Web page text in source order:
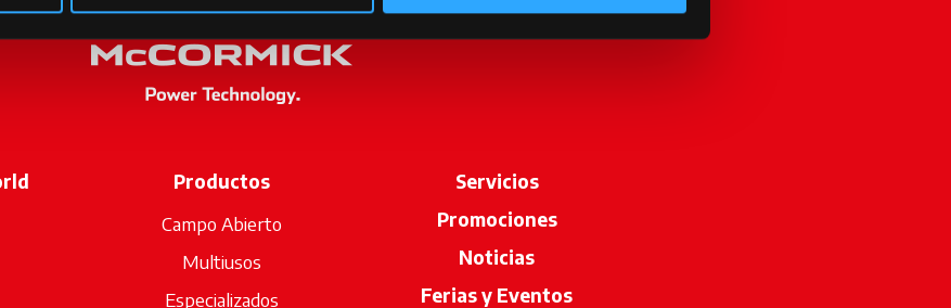
Productos
Campo Abierto
Multiusos
Especializados
Servicios
Promociones
Noticias
Ferias y Eventos